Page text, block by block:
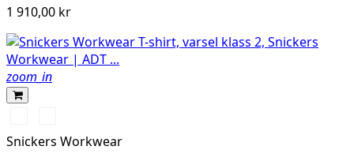
1 910,00 kr
zoom_in
vis
orangeyellow
Snickers Workwear